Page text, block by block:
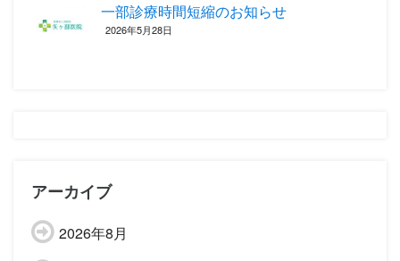
一部診療時間短縮のお知らせ
2026年5月28日
アーカイブ
2026年8月